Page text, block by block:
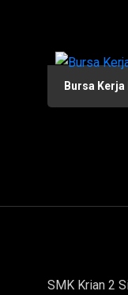
Bursa Kerja
SMK Krian 2